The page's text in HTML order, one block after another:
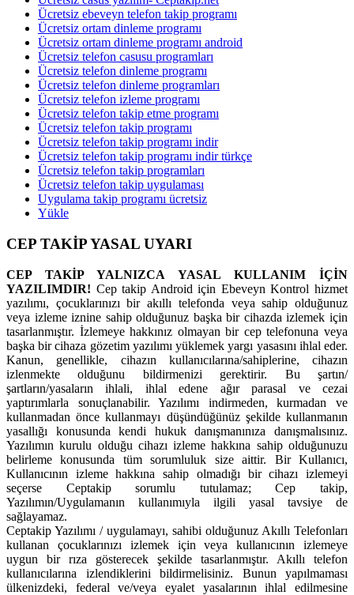
Ücretsiz ebeveyn telefon takip programı
Ücretsiz ortam dinleme programı
Ücretsiz ortam dinleme programı android
Ücretsiz telefon casusu programları
Ücretsiz telefon dinleme programı
Ücretsiz telefon dinleme programları
Ücretsiz telefon izleme programı
Ücretsiz telefon takip etme programı
Ücretsiz telefon takip programı
Ücretsiz telefon takip programı indir
Ücretsiz telefon takip programı indir türkçe
Ücretsiz telefon takip programları
Ücretsiz telefon takip uygulaması
Uygulama takip programı ücretsiz
Yükle
CEP TAKİP YASAL UYARI
CEP TAKİP YALNIZCA YASAL KULLANIM İÇİN
YAZILIMDIR! Cep takip Android için Ebeveyn Kontrol hizmet
yazılımı, çocuklarınızı bir akıllı telefonda veya sahip olduğunuz
veya izleme iznine sahip olduğunuz başka bir cihazda izlemek için
tasarlanmıştır. İzlemeye hakkınız olmayan bir cep telefonuna veya
başka bir cihaza gözetim yazılımı yüklemek yargı yasasını ihlal eder.
Kanun, genellikle, cihazın kullanıcılarına/sahiplerine, cihazın
izlenmekte olduğunu bildirmenizi gerektirir. Bu şartın/
şartların/yasaların ihlali, ihlal edene ağır parasal ve cezai
yaptırımlarla sonuçlanabilir. Yazılımı indirmeden, kurmadan ve
kullanmadan önce kullanmayı düşündüğünüz şekilde kullanmanın
yasallığı konusunda kendi hukuk danışmanınıza danışmalısınız.
Yazılımın kurulu olduğu cihazı izleme hakkına sahip olduğunuzu
belirleme konusunda tüm sorumluluk size aittir. Bir Kullanıcı,
Kullanıcının izleme hakkına sahip olmadığı bir cihazı izlemeyi
seçerse Ceptakip sorumlu tutulamaz; Cep takip,
Yazılımın/Uygulamanın kullanımıyla ilgili yasal tavsiye de
sağlayamaz.
Ceptakip Yazılımı / uygulamayı, sahibi olduğunuz Akıllı Telefonları
kullanan çocuklarınızı izlemek için veya kullanıcının izlemeye
uygun bir rıza gösterecek şekilde tasarlanmıştır. Akıllı telefon
kullanıcılarına izlendiklerini bildirmelisiniz. Bunun yapılmaması
ülkenizdeki, federal ve/veya eyalet yasalarının ihlal edilmesine